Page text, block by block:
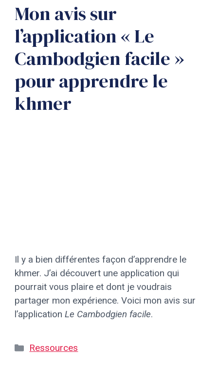
Mon avis sur
l’application « Le
Cambodgien facile »
pour apprendre le
khmer
Il y a bien différentes façon d’apprendre le
khmer. J’ai découvert une application qui
pourrait vous plaire et dont je voudrais
partager mon expérience. Voici mon avis sur
l’application Le Cambodgien facile.
Catégories
Ressources